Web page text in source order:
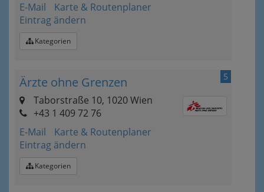
E-Mail
Karte & Routenplaner
Eintrag ändern
Kategorien
5
Ärzte ohne Grenzen
Taborstraße 10, 1020 Wien
+43 1 409 72 76
E-Mail
Karte & Routenplaner
Eintrag ändern
Kategorien